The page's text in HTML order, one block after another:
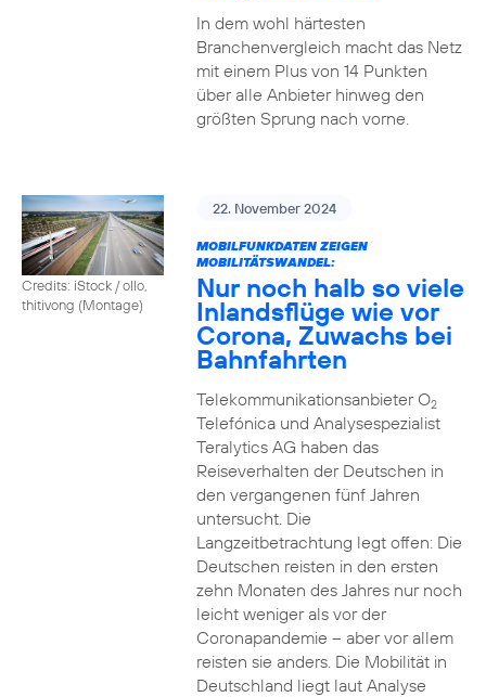
In dem wohl härtesten
Branchenvergleich macht das Netz
mit einem Plus von 14 Punkten
über alle Anbieter hinweg den
größten Sprung nach vorne.
Credits: iStock / ollo,
thitivong (Montage)
22. November 2024
MOBILFUNKDATEN ZEIGEN
MOBILITÄTSWANDEL:
Nur noch halb so viele
Inlandsflüge wie vor
Corona, Zuwachs bei
Bahnfahrten
Telekommunikationsanbieter O2
Telefónica und Analysespezialist
Teralytics AG haben das
Reiseverhalten der Deutschen in
den vergangenen fünf Jahren
untersucht. Die
Langzeitbetrachtung legt offen: Die
Deutschen reisten in den ersten
zehn Monaten des Jahres nur noch
leicht weniger als vor der
Coronapandemie – aber vor allem
reisten sie anders. Die Mobilität in
Deutschland liegt laut Analyse